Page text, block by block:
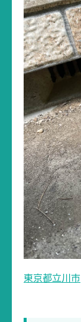
東京都立川市